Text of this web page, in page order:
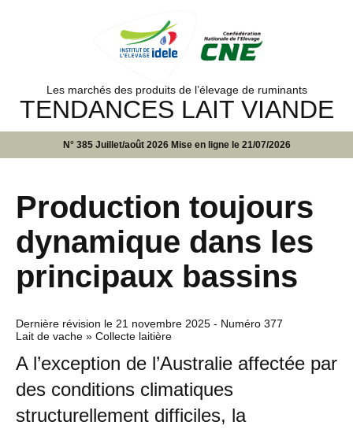
Les marchés des produits de l’élevage de ruminants
TENDANCES LAIT VIANDE
N° 385 Juillet/août 2026 Mise en ligne le 21/07/2026
Production toujours
dynamique dans les
principaux bassins
Dernière révision le 21 novembre 2025 - Numéro 377
Lait de vache » Collecte laitière
A l’exception de l’Australie affectée par
des conditions climatiques
structurellement difficiles, la